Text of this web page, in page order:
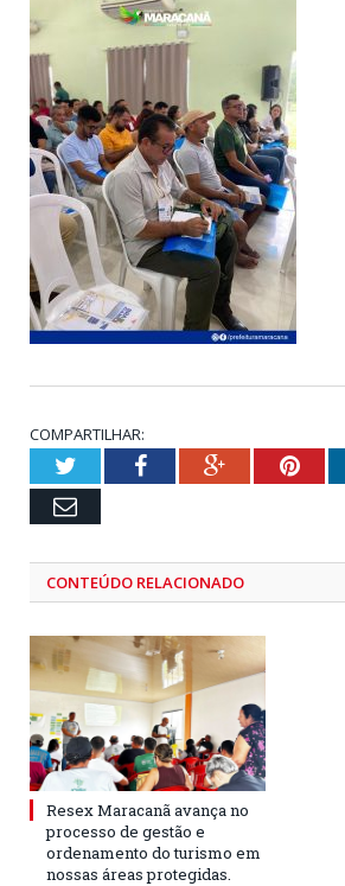
COMPARTILHAR:
TwitterFacebookGoogle+
Email
CONTEÚDO RELACIONADO
Resex Maracanã avança no
processo de gestão e
ordenamento do turismo em
nossas áreas protegidas.